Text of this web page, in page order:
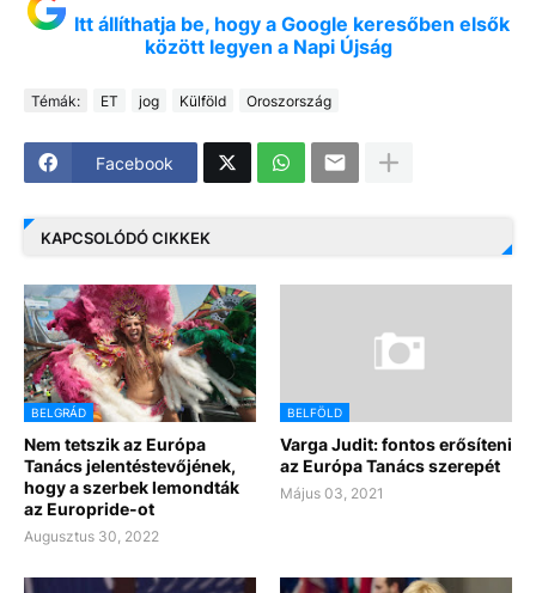
Itt állíthatja be, hogy a Google keresőben elsők
között legyen a Napi Újság
Témák: ET jog Külföld Oroszország
Facebook
KAPCSOLÓDÓ CIKKEK
BELGRÁD
Nem tetszik az Európa
Tanács jelentéstevőjének,
hogy a szerbek lemondták
az Europride-ot
Augusztus 30, 2022
BELFÖLD
Varga Judit: fontos erősíteni
az Európa Tanács szerepét
Május 03, 2021